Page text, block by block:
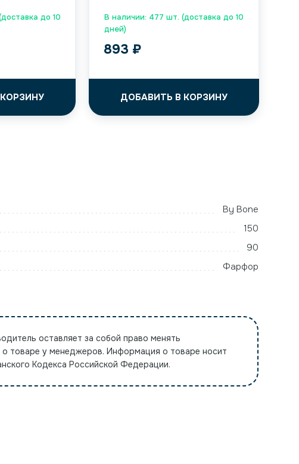
до 10
В наличии: 477 шт. (доставка до 10
дней)
893 ₽
ДОБАВИТЬ В КОРЗИНУ
By Bone
150
90
Фарфор
оставляет за собой право менять
товаре у менеджеров. Информация о товаре носит
Кодекса Российской Федерации.